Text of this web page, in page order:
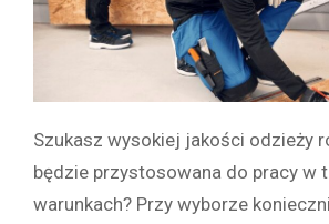
Szukasz wysokiej jakości odzieży
będzie przystosowana do pracy w
warunkach? Przy wyborze